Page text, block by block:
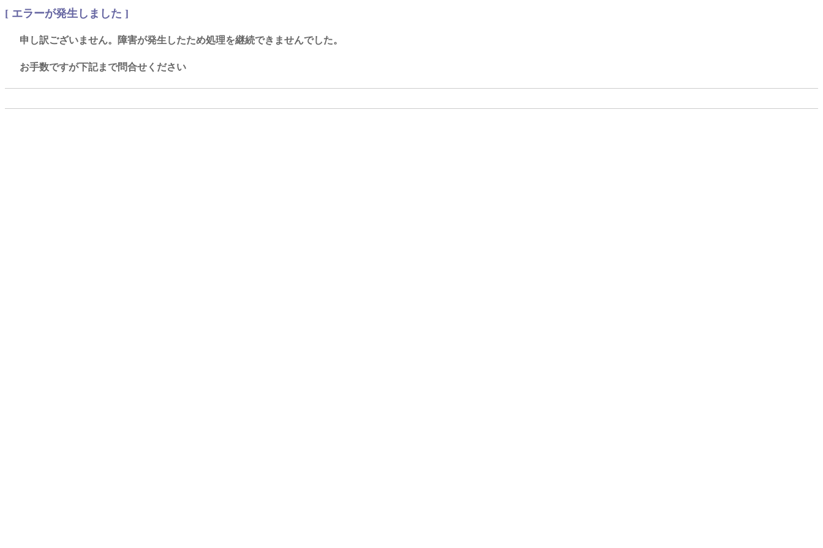
[ エラーが発生しました ]
申し訳ございません。障害が発生したため処理を継続できませんでした。
お手数ですが下記まで問合せください